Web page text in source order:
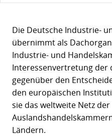
Impressum
Die Deutsche Industrie-
übernimmt als
Industrie- und
Interessenvertretung der
gegenüber den
den europäischen
sie das weltweite Netz
Ländern.